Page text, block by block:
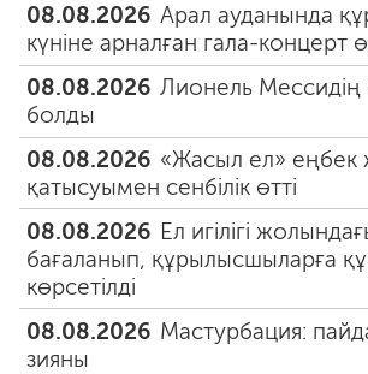
08.08.2026 Арал ауданында
күніне арналған гала-концерт
08.08.2026 Лионель Мессидің
болды
08.08.2026 «Жасыл ел» еңбек
қатысуымен сенбілік өтті
08.08.2026 Ел игілігі
бағаланып, құрылысшыларға
көрсетілді
08.08.2026 Мастурбация:
зияны